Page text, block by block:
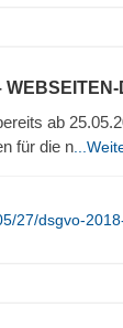
ab
für die n
27/dsgvo-